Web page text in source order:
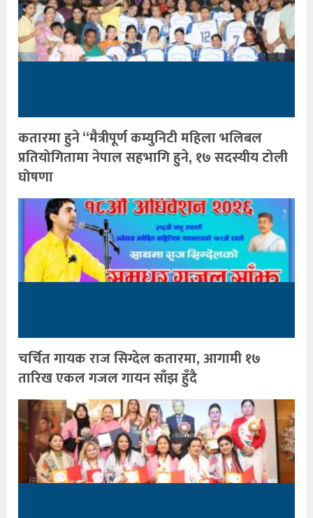
कतारमा हुने “मैत्रीपूर्ण कम्युनिटी महिला भलिबल
प्रतियोगितामा नेपाल सहभागि हुने, १७ सदस्यीय टोली
घोषणा
चर्चित गायक राज सिग्देल कतारमा, आगामी १७
तारिख एकल गजल गायन साँझ हुँदै